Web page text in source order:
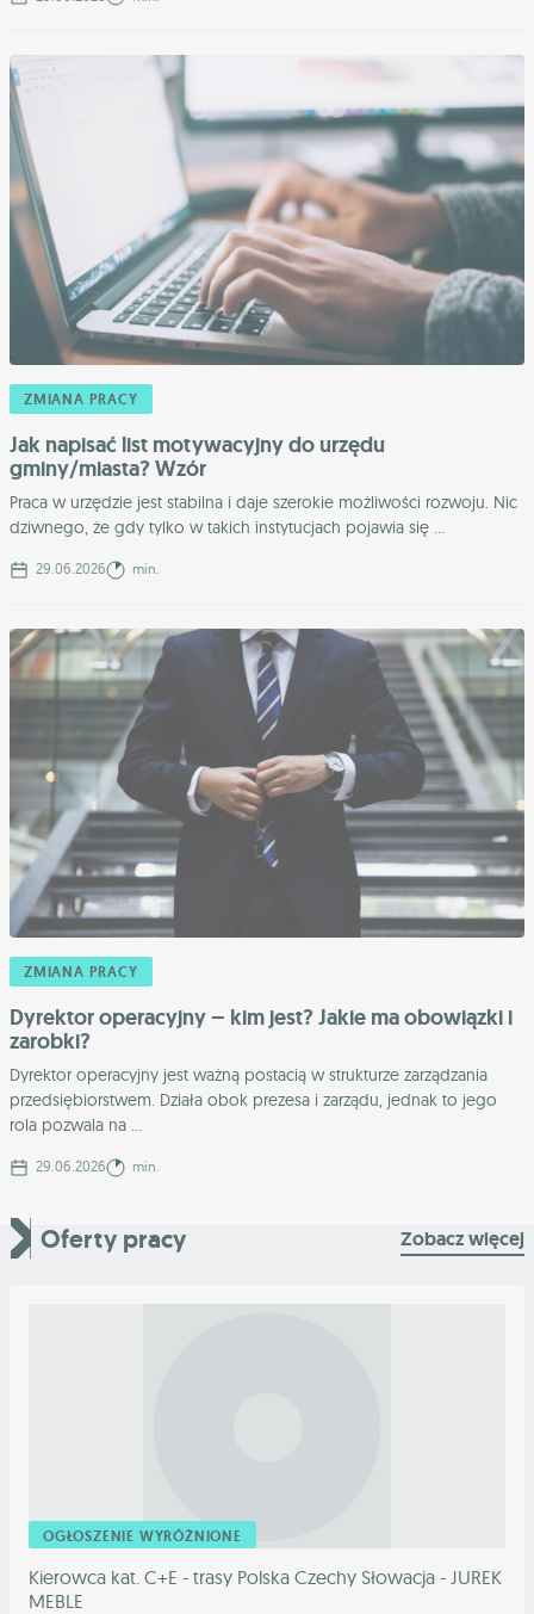
ZMIANA PRACY
Jak napisać list motywacyjny do urzędu
gminy/miasta? Wzór
Praca w urzędzie jest stabilna i daje szerokie możliwości rozwoju. Nic
dziwnego, że gdy tylko w takich instytucjach pojawia się ...
29.06.2026 min.
ZMIANA PRACY
Dyrektor operacyjny – kim jest? Jakie ma obowiązki i
zarobki?
Dyrektor operacyjny jest ważną postacią w strukturze zarządzania
przedsiębiorstwem. Działa obok prezesa i zarządu, jednak to jego
rola pozwala na ...
29.06.2026 min.
Oferty pracy Zobacz więcej
OGŁOSZENIE WYRÓŻNIONE
Kierowca kat. C+E - trasy Polska Czechy Słowacja - JUREK
MEBLE